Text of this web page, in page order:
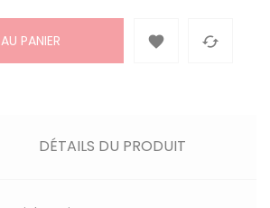
PANIER  
DÉTAILS DU PRODUIT